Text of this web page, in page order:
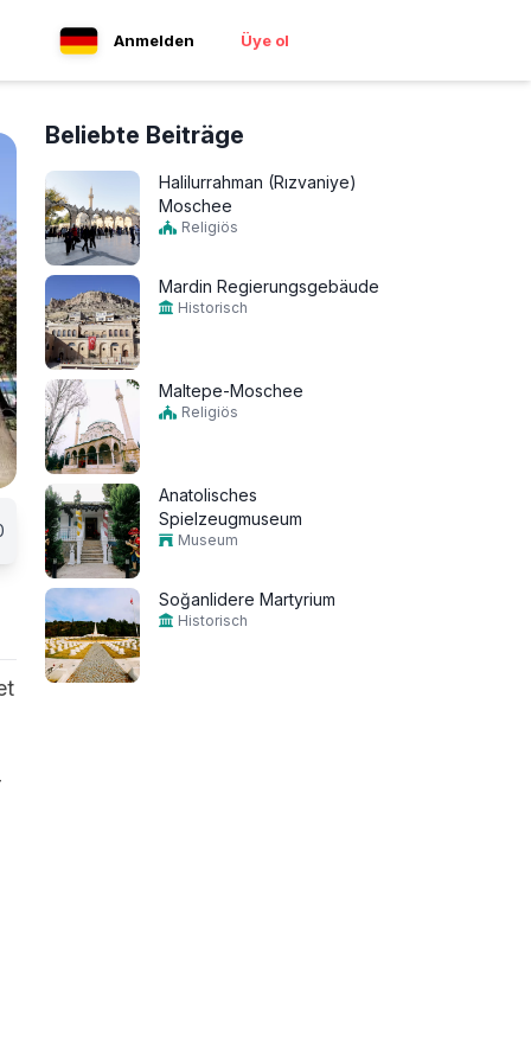
Anmelden Üye ol
Beliebte Beiträge
Halilurrahman (Rızvaniye)
Moschee
Religiös
Mardin Regierungsgebäude
Historisch
Maltepe-Moschee
Religiös
Anatolisches
Spielzeugmuseum
Museum
Soğanlidere Martyrium
Historisch